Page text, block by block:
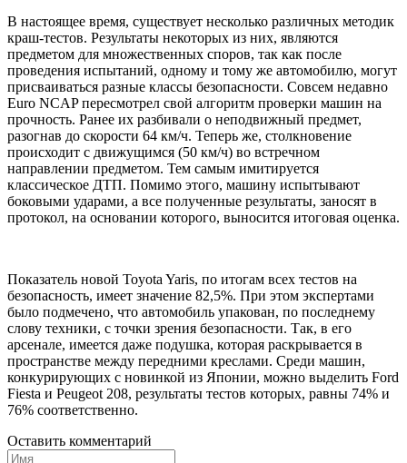
В настоящее время, существует несколько различных методик
краш-тестов. Результаты некоторых из них, являются
предметом для множественных споров, так как после
проведения испытаний, одному и тому же автомобилю, могут
присваиваться разные классы безопасности. Совсем недавно
Euro NCAP пересмотрел свой алгоритм проверки машин на
прочность. Ранее их разбивали о неподвижный предмет,
разогнав до скорости 64 км/ч. Теперь же, столкновение
происходит с движущимся (50 км/ч) во встречном
направлении предметом. Тем самым имитируется
классическое ДТП. Помимо этого, машину испытывают
боковыми ударами, а все полученные результаты, заносят в
протокол, на основании которого, выносится итоговая оценка.
Показатель новой Toyota Yaris, по итогам всех тестов на
безопасность, имеет значение 82,5%. При этом экспертами
было подмечено, что автомобиль упакован, по последнему
слову техники, с точки зрения безопасности. Так, в его
арсенале, имеется даже подушка, которая раскрывается в
пространстве между передними креслами. Среди машин,
конкурирующих с новинкой из Японии, можно выделить Ford
Fiesta и Peugeot 208, результаты тестов которых, равны 74% и
76% соответственно.
Оставить комментарий